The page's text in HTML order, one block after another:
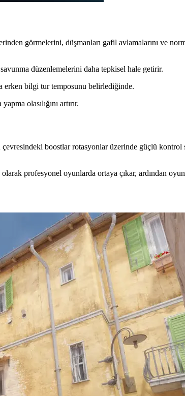
görmelerini, düşmanları gafil avlamalarını ve
düzenlemelerini daha tepkisel hale getirir.
erken bilgi tur temposunu belirlediğinde.
olasılığını artırır.
boostlar rotasyonlar üzerinde güçlü
profesyonel oyunlarda ortaya çıkar, ardından